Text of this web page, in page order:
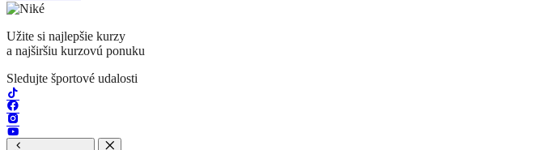
Užite si najlepšie kurzy
a najširšiu kurzovú ponuku
Sledujte športové udalosti